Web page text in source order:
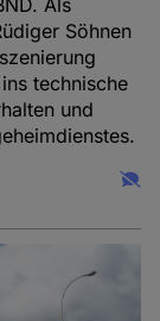
Söhnen
technische
und